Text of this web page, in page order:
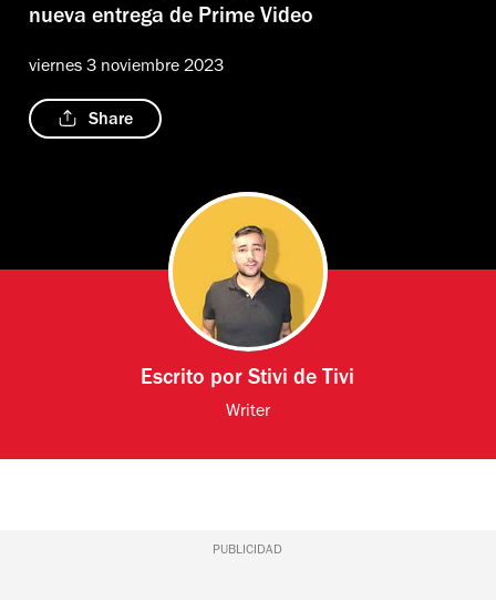
nueva entrega de Prime Video
viernes 3 noviembre 2023
Share
Escrito porStivi de Tivi
Writer
PUBLICIDAD